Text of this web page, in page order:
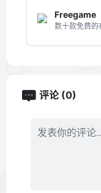
Freegame
评论 (0)